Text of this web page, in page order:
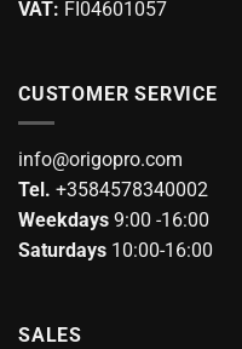
VAT: FI04601057
CUSTOMER SERVICE
info@origopro.com
Tel. +3584578340002
Weekdays 9:00 -16:00
Saturdays 10:00-16:00
SALES